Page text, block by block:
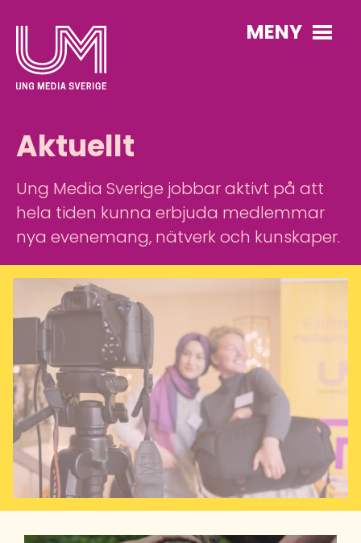
MENY
Aktuellt
Ung Media Sverige jobbar aktivt på att
hela tiden kunna erbjuda medlemmar
nya evenemang, nätverk och kunskaper.